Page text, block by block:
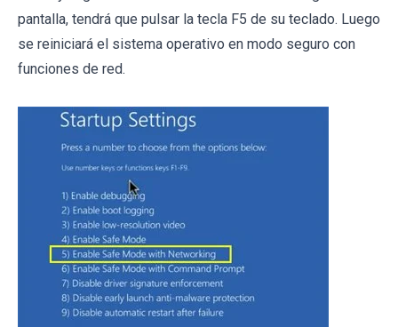
pantalla, tendrá que pulsar la tecla F5 de su teclado. Luego
se reiniciará el sistema operativo en modo seguro con
funciones de red.